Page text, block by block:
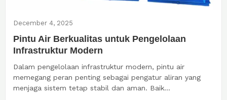
December 4, 2025
Pintu Air Berkualitas untuk Pengelolaan
Infrastruktur Modern
Dalam pengelolaan infrastruktur modern, pintu air
memegang peran penting sebagai pengatur aliran yang
menjaga sistem tetap stabil dan aman. Baik...